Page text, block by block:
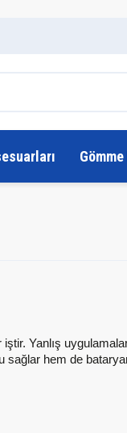
Yanlış
hem de